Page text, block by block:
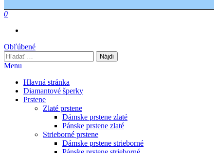
0
Obľúbené
Hľadať:
Menu
Hlavná stránka
Diamantové šperky
Prstene
Zlaté prstene
Dámske prstene zlaté
Pánske prstene zlaté
Strieborné prstene
Dámske prstene strieborné